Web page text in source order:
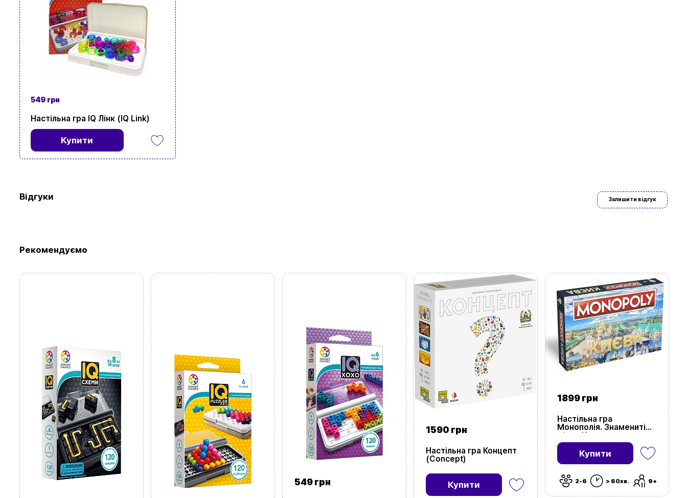
549 грн
Настільна гра IQ Лінк (IQ Link)
Купити
Відгуки Залишити відгук
Рекомендуємо
549 грн
1590 грн
Настільна гра Концепт
(Concept)
Купити
1899 грн
Настільна гра
Монополія. Знамениті
місця Києва
Купити
2-6 > 60хв. 9+
Перегляньте асортимент нашого магазину і ви обовʼязково знайдете